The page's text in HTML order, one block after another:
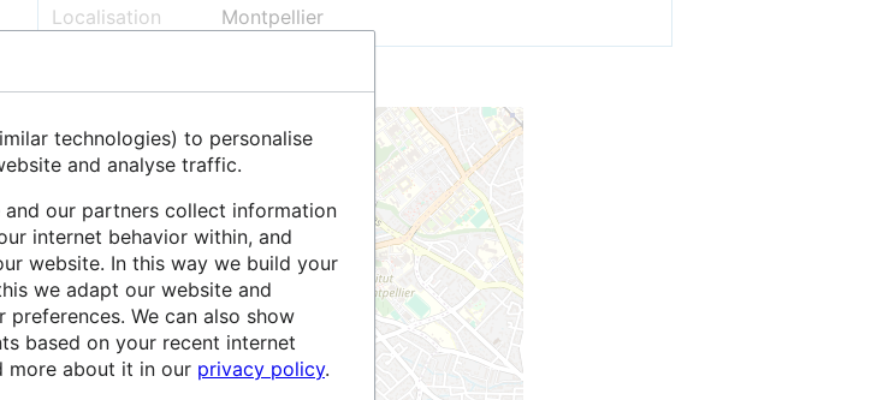
Localisation Montpellier
+
−
technologies) to personalise
and analyse traffic.
our partners collect information
internet behavior within, and
website. In this way we build your
we adapt our website and
We can also show
based on your recent internet
more about it in our privacy policy.